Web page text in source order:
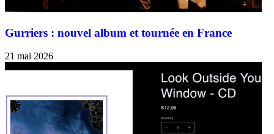
Gurriers : nouvel album et tournée en France
21 mai 2026